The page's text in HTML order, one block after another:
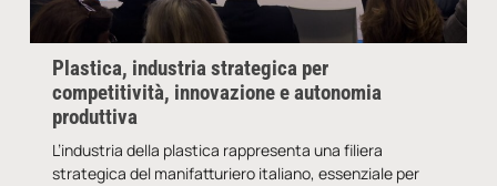
Plastica, industria strategica per
competitività, innovazione e autonomia
produttiva
L’industria della plastica rappresenta una filiera
strategica del manifatturiero italiano, essenziale per